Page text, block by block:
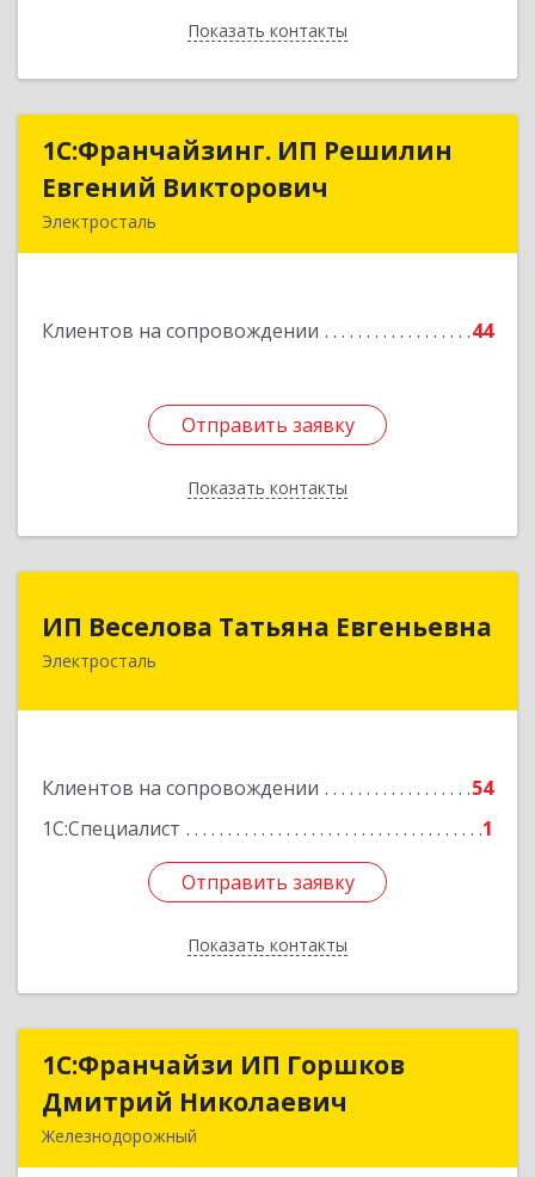
Показать контакты
Назад
1С:Франчайзинг. ИП Решилин
Евгений Викторович
Электросталь
Клиентов на сопровождении 44
Отправить заявку
Показать контакты
1С:Франчайзинг. ИП Решилин
Евгений Викторович
Подробнее
Отправить заявку
Назад
ИП Веселова Татьяна Евгеньевна
Электросталь
Клиентов на сопровождении
54
1С:Специалист
1
Отправить заявку
Показать контакты
144000, Московская обл, Электросталь г,
Отправить заявку
Назад
1С:Франчайзи ИП Горшков
Дмитрий Николаевич
Железнодорожный
1С:Франчайзи ИП Горшков
Дмитрий Николаевич